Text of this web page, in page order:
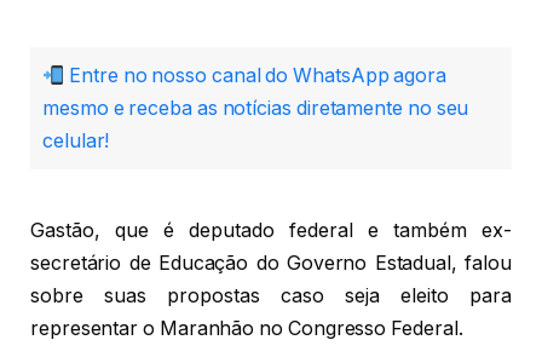
Entre no nosso canal do WhatsApp agora
mesmo e receba as notícias diretamente no seu
celular!
Gastão, que é deputado federal e também ex-
secretário de Educação do Governo Estadual, falou
sobre suas propostas caso seja eleito para
representar o Maranhão no Congresso Federal.